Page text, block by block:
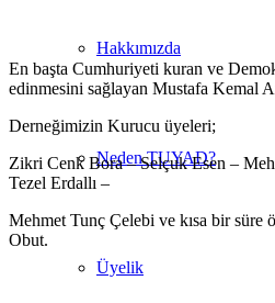
Hakkımızda
Neden TUYAD?
Üyelik
En başta Cumhuriyeti kuran ve
edinmesini sağlayan Mustafa Kemal
Derneğimizin Kurucu üyeleri;
Zikri Cenk Bora – Selçuk Esen –
Tezel Erdallı –
Mehmet Tunç Çelebi ve kısa bir süre
Obut.